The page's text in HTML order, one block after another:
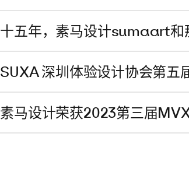
十五年，素马设计sumaart和
SUXA 深圳体验设计协会第五
素马设计荣获2023第三届